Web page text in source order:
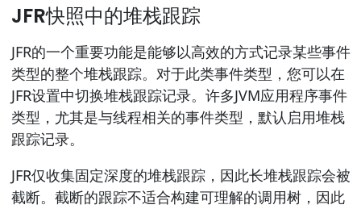
JFR快照中的堆栈跟踪
JFR的一个重要功能是能够以高效的方式记录某些事件
类型的整个堆栈跟踪。对于此类事件类型，您可以在
JFR设置中切换堆栈跟踪记录。许多JVM应用程序事件
类型，尤其是与线程相关的事件类型，默认启用堆栈
跟踪记录。
JFR仅收集固定深度的堆栈跟踪，因此长堆栈跟踪会被
截断。截断的跟踪不适合构建可理解的调用树，因此